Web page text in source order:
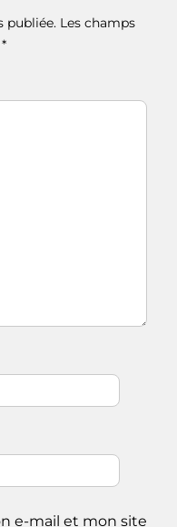
publiée. Les champs
*
e-mail et mon site